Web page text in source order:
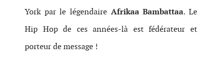
York par le légendaire Afrikaa Bambattaa. Le
Hip Hop de ces années-là est fédérateur et
porteur de message !